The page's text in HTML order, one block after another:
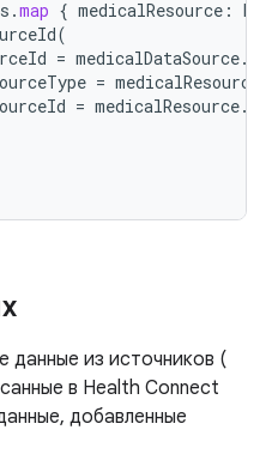
.map { medicalResource :
(
= medicalDataSource.
= medicalResource
= medicalResource.
из источников (
в Health Connect
добавленные